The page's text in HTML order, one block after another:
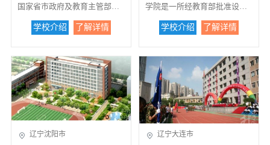
国家省市政府及教育主管部门
重点扶持下，整合三所学校优
势资源建设起来的，立足沈阳
国，与国际职业教育接轨的全
国首批国家中等职业教育改革
发展示范校。 学校占地面
积12.1万平方米，建筑面积9.45
万平方米，与沈阳机械工业职
工大学两校一家，办学层次以
部分高职学生。目前，学校有
学校介绍 了解详情
学院是一所经教育部批准设
立，由大连工业大学按新机制
和新模式举办的全日制普通高
002年6月，现有全日制本科生7
500余人。学校先后获得“辽宁
省高校毕业生就业工作先进集
体”、“辽宁省大学生创业教育
示范校”、大连市教育系统“青
蓝工程先进集体”等荣誉称
号。 学校地处素有“北方明
珠”、“浪漫之都”之称的辽宁省
学校介绍 了解详情
辽宁沈阳市 辽宁大连市